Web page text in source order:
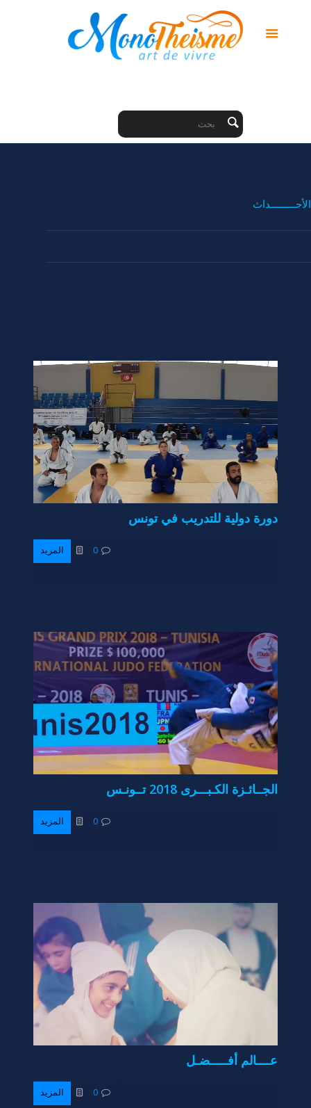
الأحـــــــــداث
دورة دولية للتدريب في تونس
0 المزيد
الجــائـزة الكـبـــرى 2018 تــونـس
0 المزيد
عــــالم أفـــــضـل
0 المزيد